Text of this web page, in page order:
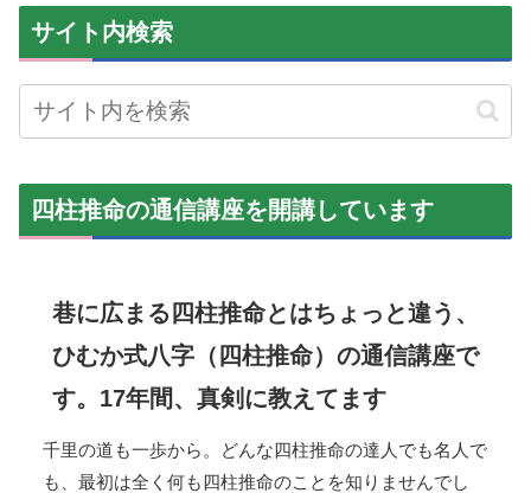
サイト内検索
四柱推命の通信講座を開講しています
巷に広まる四柱推命とはちょっと違う、
ひむか式八字（四柱推命）の通信講座で
す。17年間、真剣に教えてます
千里の道も一歩から。どんな四柱推命の達人でも名人で
も、最初は全く何も四柱推命のことを知りませんでし